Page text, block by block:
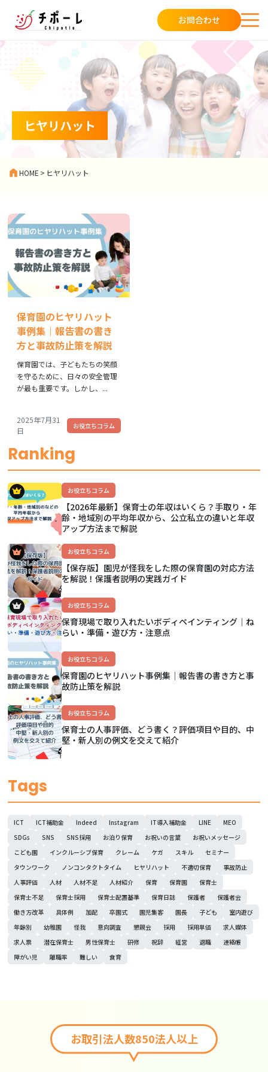
お問合わせ
ヒヤリハット
HOME > ヒヤリハット
保育園のヒヤリハット
事例集｜報告書の書き
方と事故防止策を解説
保育園では、子どもたちの笑顔
を守るために、日々の安全管理
が最も重要です。しかし、...
2025年7月31
日
お役立ちコラム
Ranking
お役立ちコラム
【2026年最新】保育士の年収はいくら？手取り・年
齢・地域別の平均年収から、公立私立の違いと年収
アップ方法まで解説
お役立ちコラム
【保存版】園児が怪我をした際の保育園の対応方法
を解説！保護者説明の実践ガイド
お役立ちコラム
保育現場で取り入れたいボディペインティング｜ね
らい・準備・遊び方・注意点
お役立ちコラム
保育園のヒヤリハット事例集｜報告書の書き方と事
故防止策を解説
お役立ちコラム
保育士の人事評価、どう書く？評価項目や目的、中
堅・新人別の例文を交えて紹介
Tags
ICT ICT補助金 Indeed Instagram IT導入補助金 LINE
MEO
SDGs
SNS SNS採用 お泊り保育 お祝いの言葉
お祝いメッセージ
こども園
インクルーシブ保育 クレーム ケガ スキル
セミナー
タウンワーク
ノンコンタクトタイム ヒヤリハット 不適切保育
事故防止
人事評価
人材 人材不足 人材紹介 保育 保育園
保育士
保育士不足
保育士採用 保育士配置基準 保育日誌 保護者
保護者会
働き方改革
具体例 加配 卒園式 園児集客 園長 子ども
室内遊び
年齢別
幼稚園 怪我 意向調査 懇親会 採用 採用単価
求人媒体
求人票
潜在保育士 男性保育士 研修 祝辞 経営 退職
連絡帳
障がい児
離職率 難しい 食育
お取引法人数850法人以上